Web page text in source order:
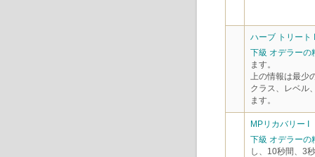
ハーブ トリート I
下級 オデラーの
ます。
上の情報は最少
クラス、レベル
ます。
MPリカバリー I
下級 オデラーの
し、10秒間、3